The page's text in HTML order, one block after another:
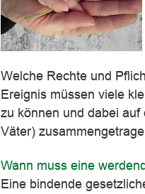
Welche Rechte und
Ereignis müssen viele
zu können und dabei
Väter)
Wann muss eine
Eine bindende